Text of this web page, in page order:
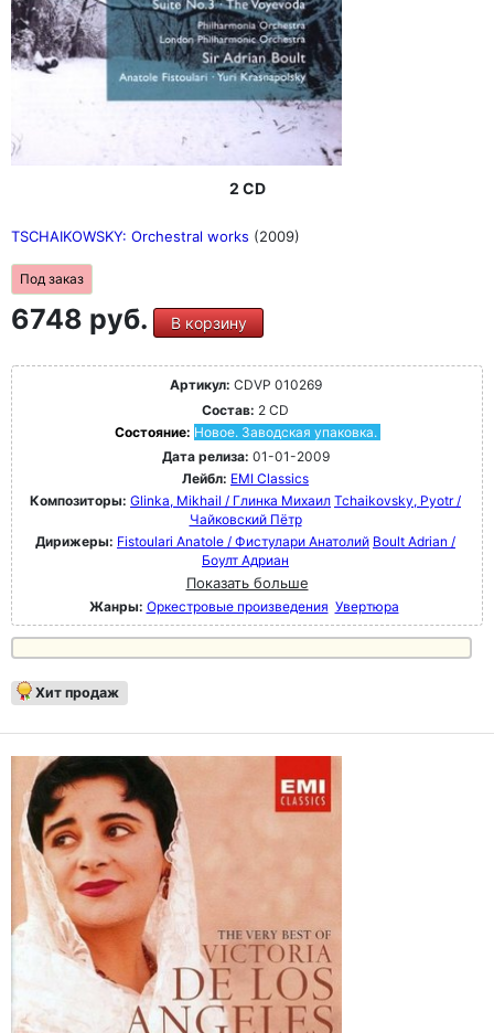
2 CD
TSCHAIKOWSKY: Orchestral works (2009)
Под заказ
6748 руб. В корзину
Артикул: CDVP 010269
Состав: 2 CD
Состояние: Новое. Заводская упаковка.
Дата релиза: 01-01-2009
Лейбл: EMI Classics
Композиторы: Glinka, Mikhail / Глинка Михаил Tchaikovsky, Pyotr /
Чайковский Пётр
Дирижеры: Fistoulari Anatole / Фистулари Анатолий Boult Adrian /
Боулт Адриан
Показать больше
Жанры: Оркестровые произведения Увертюра
Хит продаж